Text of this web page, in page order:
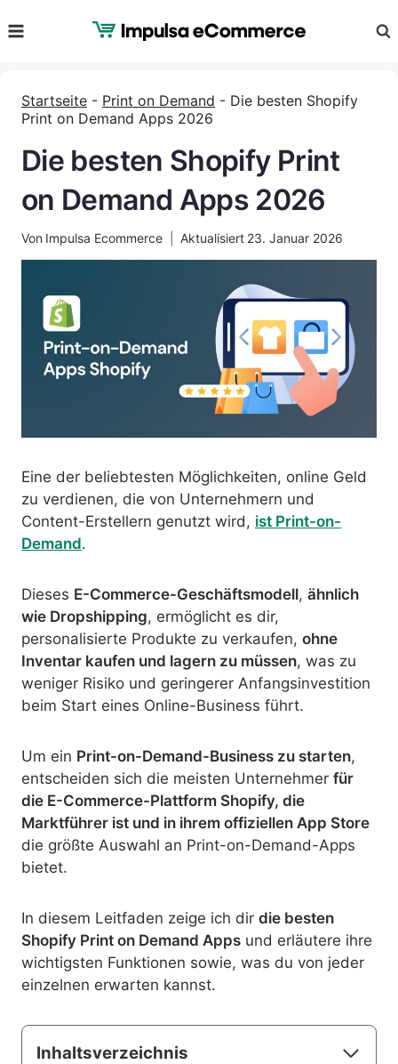
Inhalt
Startseite - Print on Demand - Die besten Shopify
Print on Demand Apps 2026
Die besten Shopify Print
on Demand Apps 2026
Von Impulsa Ecommerce Aktualisiert 23. Januar 2026
Eine der beliebtesten Möglichkeiten, online Geld
zu verdienen, die von Unternehmern und
Content-Erstellern genutzt wird, ist Print-on-
Demand.
Dieses E-Commerce-Geschäftsmodell, ähnlich
wie Dropshipping, ermöglicht es dir,
personalisierte Produkte zu verkaufen, ohne
Inventar kaufen und lagern zu müssen, was zu
weniger Risiko und geringerer Anfangsinvestition
beim Start eines Online-Business führt.
Um ein Print-on-Demand-Business zu starten,
entscheiden sich die meisten Unternehmer für
die E-Commerce-Plattform Shopify, die
Marktführer ist und in ihrem offiziellen App Store
die größte Auswahl an Print-on-Demand-Apps
bietet.
In diesem Leitfaden zeige ich dir die besten
Shopify Print on Demand Apps und erläutere ihre
wichtigsten Funktionen sowie, was du von jeder
einzelnen erwarten kannst.
Inhaltsverzeichnis